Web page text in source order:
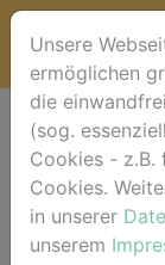
*** Beginn der
Unsere
ermöglichen
die
(sog.
Cookies - z.B.
Cookies.
in unserer
unserem